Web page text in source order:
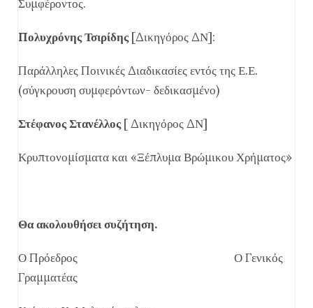
Συμφέροντος.
Πολυχρόνης Τσιρίδης[Δικηγόρος ΔΝ]:
Παράλληλες Ποινικές Διαδικασίες εντός της Ε.Ε.
(σύγκρουση συμφερόντων- δεδικασμένο)
Στέφανος Στανέλλος[ Δικηγόρος ΔΝ]
Κρυπτονομίσματα και «Ξέπλυμα Βρώμικου Χρήματος»
Θα ακολουθήσει συζήτηση.
Ο Πρόεδρος Ο Γενικός
Γραμματέας